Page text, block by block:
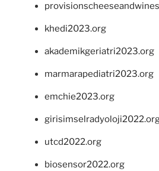
khedi2023.org
akademikgeriatri2023.org
marmarapediatri2023.org
emchie2023.org
utcd2022.org
biosensor2022.org